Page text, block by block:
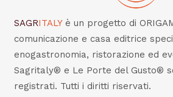
SAGRITALY è un progetto di
comunicazione e casa editrice
enogastronomia, ristorazione ed
Sagritaly® e Le Porte del Gusto®
registrati. Tutti i diritti riservati.